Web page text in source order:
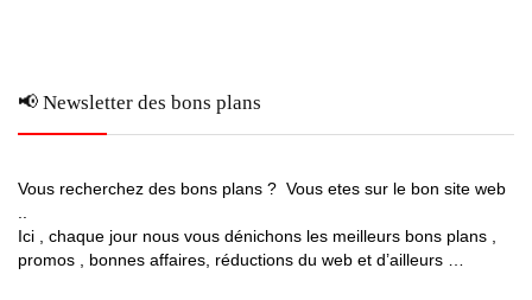
📢 Newsletter des bons plans
Vous recherchez des bons plans ? Vous etes sur le bon site web
..
Ici , chaque jour nous vous dénichons les meilleurs bons plans ,
promos , bonnes affaires, réductions du web et d’ailleurs …